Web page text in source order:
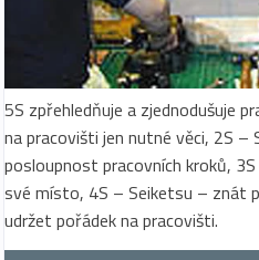
5S zpřehledňuje a zjednodušuje
na pracovišti jen nutné věci, 2S
posloupnost pracovních kroků,
své místo, 4S – Seiketsu – znát
udržet pořádek na pracovišti.